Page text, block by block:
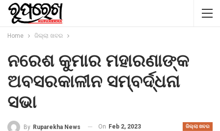
Home ଜିଲ୍ଲା ଖବର
ନରେଶ କୁମାର ମହାରଣାଙ୍କ
ଅବସରକାଳୀନ ସମ୍ବର୍ଦ୍ଧନା
ସଭା
ଜିଲ୍ଲା ଖବର
By Ruparekha News On Feb 2, 2023